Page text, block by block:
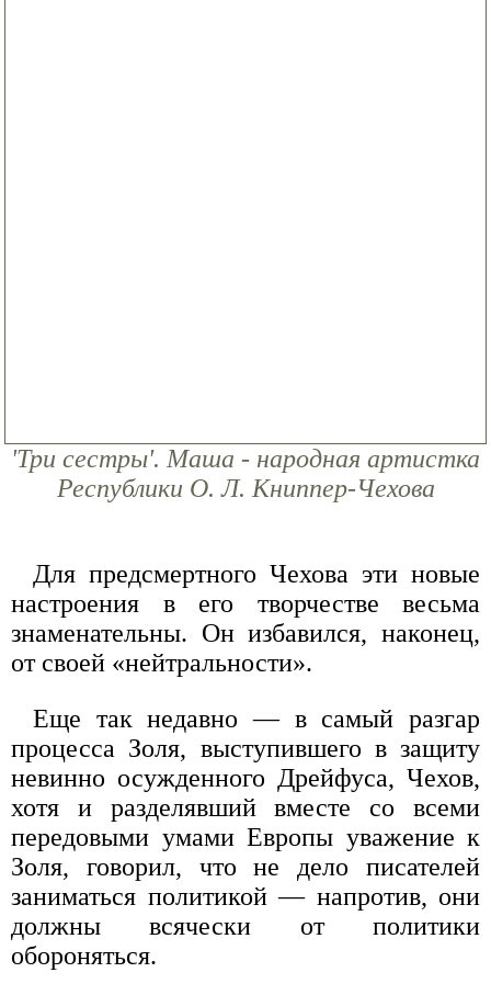
'Три сестры'. Маша - народная артистка
Республики О. Л. Книппер-Чехова
Для предсмертного Чехова эти новые
настроения в его творчестве весьма
знаменательны. Он избавился, наконец,
от своей «нейтральности».
Еще так недавно — в самый разгар
процесса Золя, выступившего в защиту
невинно осужденного Дрейфуса, Чехов,
хотя и разделявший вместе со всеми
передовыми умами Европы уважение к
Золя, говорил, что не дело писателей
заниматься политикой — напротив, они
должны всячески от политики
обороняться.